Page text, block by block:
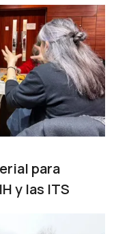
para
y las ITS